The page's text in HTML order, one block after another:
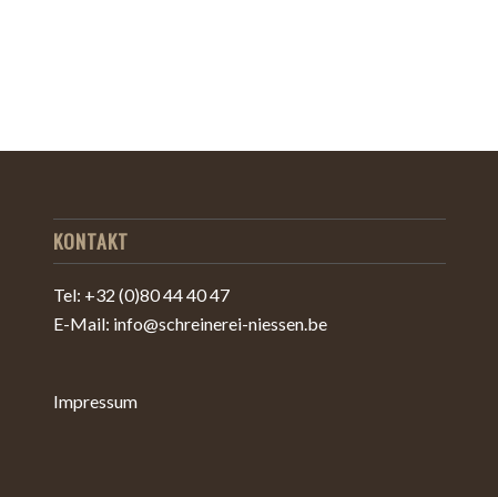
KONTAKT
Tel: +32 (0)80 44 40 47
E-Mail: info@schreinerei-niessen.be
Impressum